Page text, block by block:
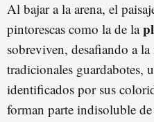
Al bajar a la arena, el
pintorescas como la de la
sobreviven, desafiando a
tradicionales guardabotes,
identificados por sus
forman parte indisoluble